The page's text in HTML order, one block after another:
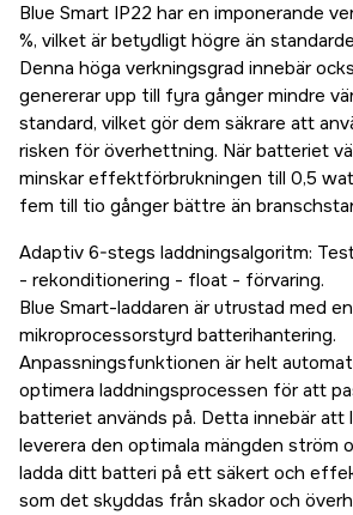
Blue Smart IP22 har en imponerande
%, vilket är betydligt högre än
Denna höga verkningsgrad innebär
genererar upp till fyra gånger mindre
standard, vilket gör dem säkrare att
risken för överhettning. När batteriet
minskar effektförbrukningen till 0,5
fem till tio gånger bättre än
Adaptiv 6-stegs laddningsalgoritm:
- rekonditionering - float - förvaring.
Blue Smart-laddaren är utrustad med
mikroprocessorstyrd batterihantering.
Anpassningsfunktionen är helt
optimera laddningsprocessen för att
batteriet används på. Detta innebär att
leverera den optimala mängden ström
ladda ditt batteri på ett säkert och
som det skyddas från skador och